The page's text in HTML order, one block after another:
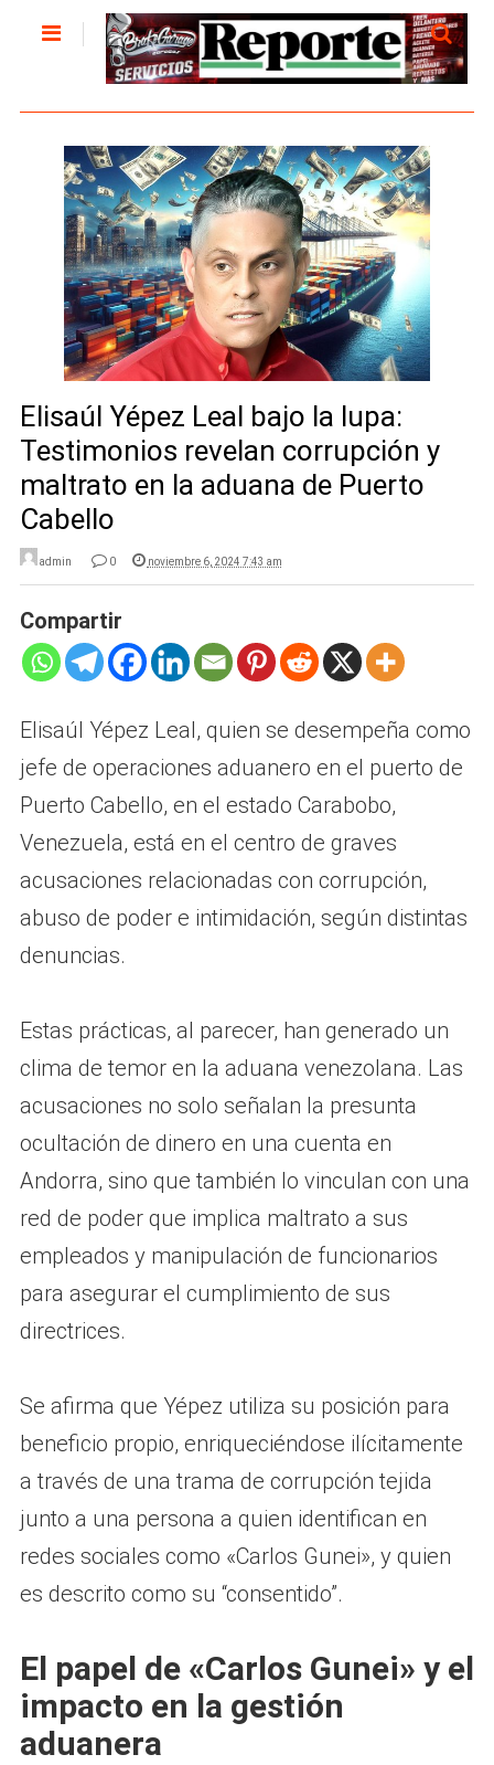
Elisaúl Yépez Leal bajo la lupa:
Testimonios revelan corrupción y
maltrato en la aduana de Puerto
Cabello
admin 0 noviembre 6, 2024 7:43 am
Compartir
Elisaúl Yépez Leal, quien se desempeña como
jefe de operaciones aduanero en el puerto de
Puerto Cabello, en el estado Carabobo,
Venezuela, está en el centro de graves
acusaciones relacionadas con corrupción,
abuso de poder e intimidación, según distintas
denuncias.
Estas prácticas, al parecer, han generado un
clima de temor en la aduana venezolana. Las
acusaciones no solo señalan la presunta
ocultación de dinero en una cuenta en
Andorra, sino que también lo vinculan con una
red de poder que implica maltrato a sus
empleados y manipulación de funcionarios
para asegurar el cumplimiento de sus
directrices.
Se afirma que Yépez utiliza su posición para
beneficio propio, enriqueciéndose ilícitamente
a través de una trama de corrupción tejida
junto a una persona a quien identifican en
redes sociales como «Carlos Gunei», y quien
es descrito como su “consentido”.
El papel de «Carlos Gunei» y el
impacto en la gestión
aduanera